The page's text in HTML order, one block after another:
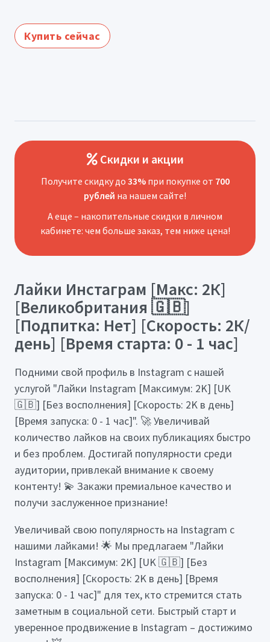
Купить сейчас
Скидки и акции
Получите скидку до 33%при покупке от 700
рублей на нашем сайте!
А еще – накопительные скидки в личном
кабинете: чем больше заказ, тем ниже цена!
Лайки Инстаграм [Макс: 2К]
[Великобритания 🇬🇧]
[Подпитка: Нет] [Скорость: 2К/
день] [Время старта: 0 - 1 час]
Подними свой профиль в Instagram с нашей
услугой "Лайки Instagram [Максимум: 2K] [UK
🇬🇧] [Без восполнения] [Скорость: 2K в день]
[Время запуска: 0 - 1 час]". 🚀 Увеличивай
количество лайков на своих публикациях быстро
и без проблем. Достигай популярности среди
аудитории, привлекай внимание к своему
контенту! 💫 Закажи премиальное качество и
получи заслуженное признание!
Увеличивай свою популярность на Instagram с
нашими лайками! 🌟 Мы предлагаем "Лайки
Instagram [Максимум: 2K] [UK 🇬🇧] [Без
восполнения] [Скорость: 2K в день] [Время
запуска: 0 - 1 час]" для тех, кто стремится стать
заметным в социальной сети. Быстрый старт и
уверенное продвижение в Instagram – достижимо